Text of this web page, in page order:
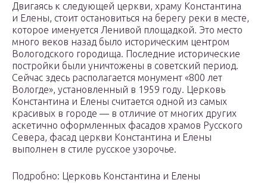
Двигаясь к следующей церкви, храму Константина
и Елены, стоит остановиться на берегу реки в месте,
которое именуется Ленивой площадкой. Это место
много веков назад было историческим центром
Вологодского городища. Последние исторические
постройки были уничтожены в советский период.
Сейчас здесь располагается монумент «800 лет
Вологде», установленный в 1959 году. Церковь
Константина и Елены считается одной из самых
красивых в городе — в отличие от многих других
аскетично оформленных фасадов храмов Русского
Севера, фасад церкви Константина и Елены
выполнен в стиле русское узорочье.
Подробно: Церковь Константина и Елены